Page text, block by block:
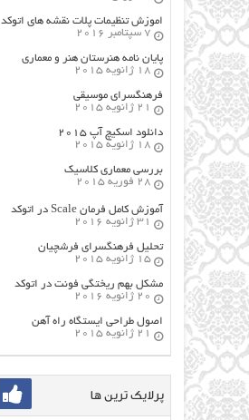
اموزش تنظیمات پلات نقشه های اتوکد
7 سپتامبر 2016
پایان نامه هنرستان هنر و معماري
18 ژانویه 2015
فرهنگسراي موسيقي
21 ژانویه 2015
دانلود اسکیچ آپ ۲۰۱۵
18 ژانویه 2015
بررسی معماری کلاسیک
28 فوریه 2015
آموزش کامل فرمان Scale در اتوکد
31 ژانویه 2016
تحلیل فرهنگسرای فرشچیان
15 ژانویه 2015
مشکل بهم ریختگی فونت در اتوکد
20 ژانویه 2016
اصول طراحي ایستگاه راه آهن
21 ژانویه 2015
پرلایک ترین ها